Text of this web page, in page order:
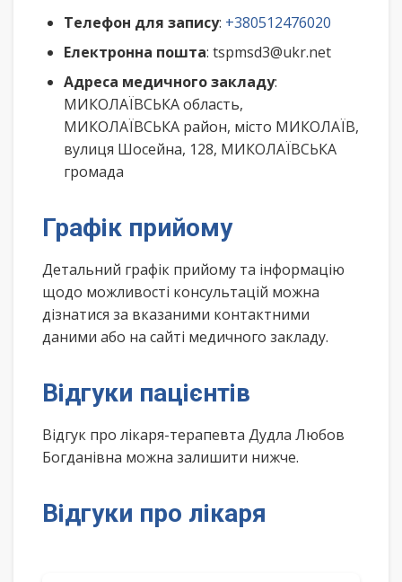
Телефон для запису: +380512476020
Електронна пошта: tspmsd3@ukr.net
Адреса медичного закладу:
МИКОЛАЇВСЬКА область,
МИКОЛАЇВСЬКА район, місто МИКОЛАЇВ,
вулиця Шосейна, 128, МИКОЛАЇВСЬКА
громада
Графік прийому
Детальний графік прийому та інформацію
щодо можливості консультацій можна
дізнатися за вказаними контактними
даними або на сайті медичного закладу.
Відгуки пацієнтів
Відгук про лікаря-терапевта Дудла Любов
Богданівна можна залишити нижче.
Відгуки про лікаря